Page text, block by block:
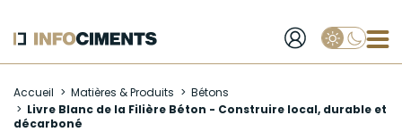
au
contenu
Accueil Matières & Produits
Bétons
Livre Blanc de la Filière Béton - Construire local, durable et
décarboné